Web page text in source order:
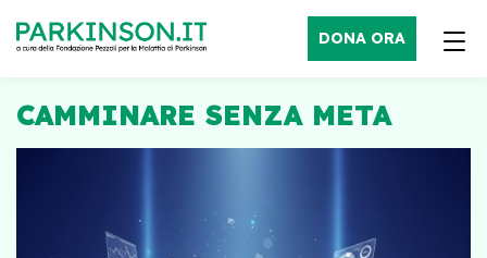
DONA ORA
CAMMINARE SENZA META